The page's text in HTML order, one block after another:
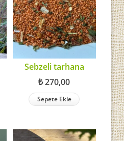
Sebzeli tarhana
₺270,00
Sepete Ekle